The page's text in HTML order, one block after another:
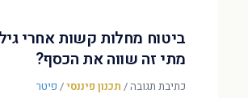
מתי זה שווה את הכסף?
כתיבת תגובה/ תכנון פיננסי/ פיטר